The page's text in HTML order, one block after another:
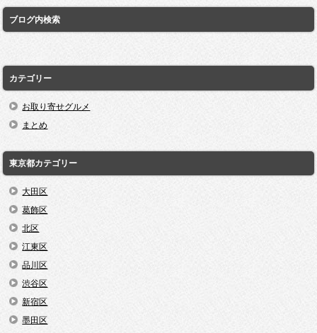
ブログ内検索
カテゴリー
お取り寄せグルメ
まとめ
東京都カテゴリー
大田区
葛飾区
北区
江東区
品川区
渋谷区
新宿区
墨田区